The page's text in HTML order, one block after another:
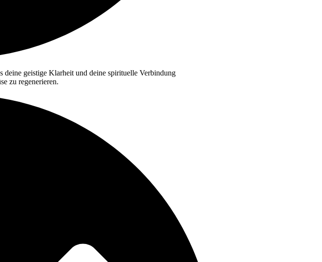
geistige Klarheit und deine spirituelle Verbindung
zu regenerieren.